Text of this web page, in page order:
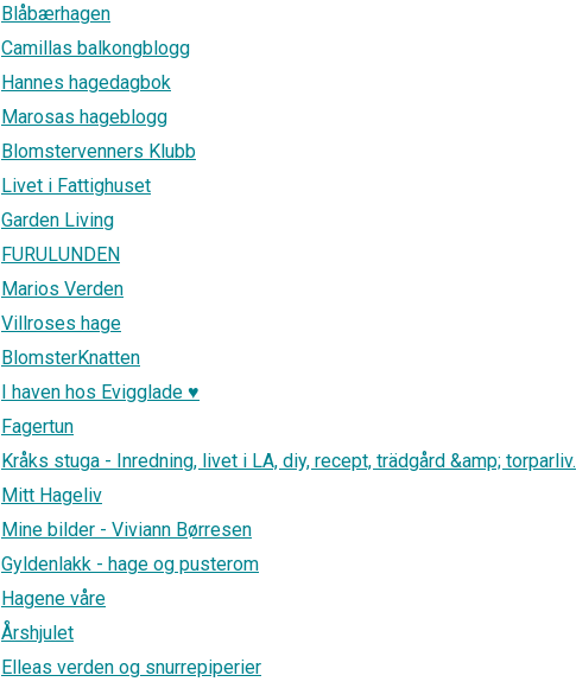
Blåbærhagen
Camillas balkongblogg
Hannes hagedagbok
Marosas hageblogg
Blomstervenners Klubb
Livet i Fattighuset
Garden Living
FURULUNDEN
Marios Verden
Villroses hage
BlomsterKnatten
I haven hos Evigglade ♥
Fagertun
Kråks stuga - Inredning, livet i LA, diy, recept, trädgård &amp; torparliv.
Mitt Hageliv
Mine bilder - Viviann Børresen
Gyldenlakk - hage og pusterom
Hagene våre
Årshjulet
Elleas verden og snurrepiperier